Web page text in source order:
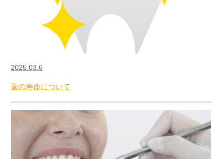
2025.03.6
歯の寿命について